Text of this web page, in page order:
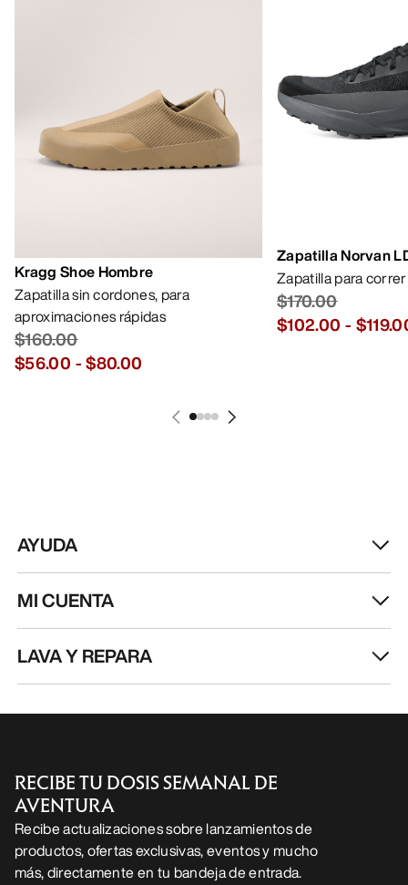
Kragg Shoe Hombre
Zapatilla sin cordones, para
aproximaciones rápidas
$160.00
$56.00 -$80.00
Zapatilla Norvan
Zapatilla para
$170.00
$102.00 -
AYUDA
MI CUENTA
LAVA Y REPARA
RECIBE TU DOSIS SEMANAL DE
AVENTURA
Recibe actualizaciones sobre lanzamientos de
productos, ofertas exclusivas, eventos y mucho
más, directamente en tu bandeja de entrada.